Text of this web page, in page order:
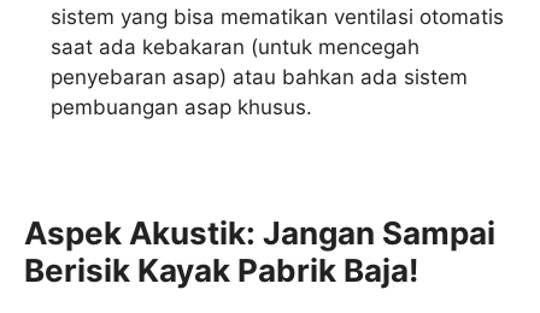
sistem yang bisa mematikan ventilasi otomatis
saat ada kebakaran (untuk mencegah
penyebaran asap) atau bahkan ada sistem
pembuangan asap khusus.
Aspek Akustik: Jangan Sampai
Berisik Kayak Pabrik Baja!